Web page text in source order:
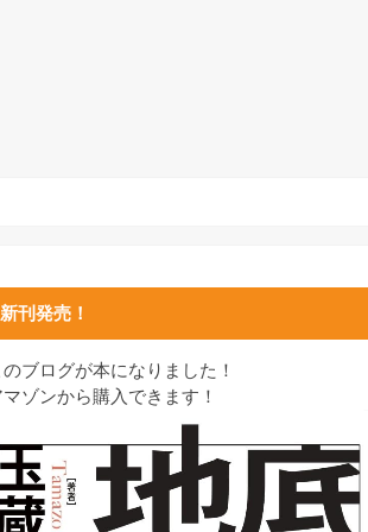
新刊発売！
のブログが本になりました！
マゾンから購入できます！